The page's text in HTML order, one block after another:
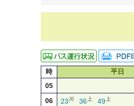
時 平日
05
06
23 川 36 上 49 上